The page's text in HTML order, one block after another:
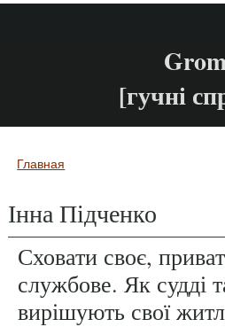
[гучні
Вы здесь
Главная
Інна Підченко
Сховати своє,
службове. Як судді
вирішують свої